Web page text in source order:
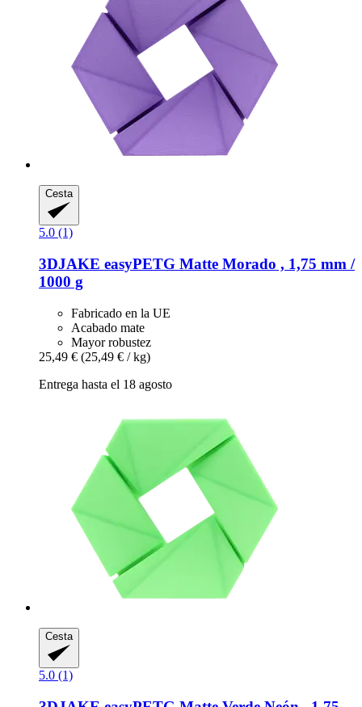
Cesta
5.0 (1)
3DJAKE easyPETG Matte Morado , 1,75 mm /
1000 g
Fabricado en la UE
Acabado mate
Mayor robustez
25,49 € (25,49 € / kg)
Entrega hasta el 18 agosto
Cesta
5.0 (1)